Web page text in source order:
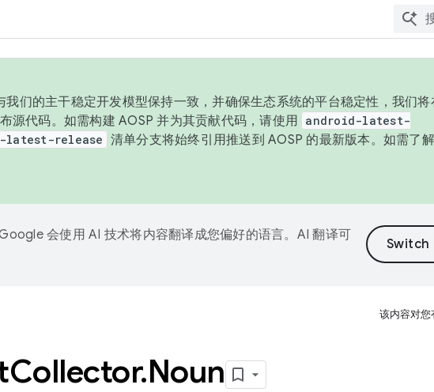
我们的主干稳定开发模型保持一致，并确保生态系统的平台稳定性，我们将
源代码。如需构建 AOSP 并为其贡献代码，请使用 android-latest-
latest-release 清单分支将始终引用推送到 AOSP 的最新版本。如需了
会使用 AI 技术将内容翻译成您偏好的语言。AI 翻译可
该内容对您
Collector.Noun